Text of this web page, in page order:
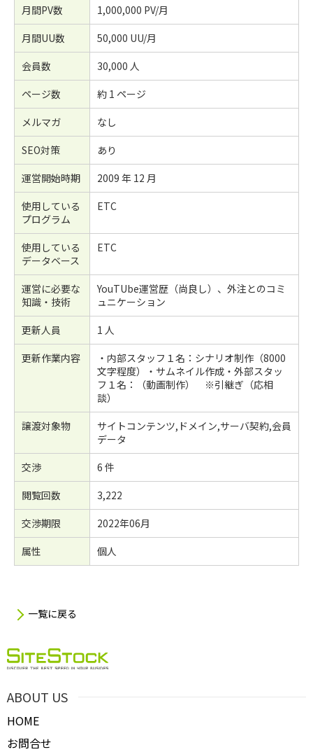
月間PV数
1,000,000 PV/月
月間UU数
50,000 UU/月
会員数
30,000 人
ページ数
約 1 ページ
メルマガ
なし
SEO対策
あり
運営開始時期
2009 年 12 月
使用している
プログラム
ETC
使用している
データベース
ETC
運営に必要な
知識・技術
YouTUbe運営歴（尚良し）、外注とのコミ
ュニケーション
更新人員
1 人
更新作業内容
・内部スタッフ１名：シナリオ制作（8000
文字程度）・サムネイル作成・外部スタッ
フ１名：（動画制作） ※引継ぎ（応相
談）
譲渡対象物
サイトコンテンツ,ドメイン,サーバ契約,会員
データ
交渉
6 件
閲覧回数
3,222
交渉期限
2022年06月
属性
個人
一覧に戻る
ABOUT US
HOME
お問合せ